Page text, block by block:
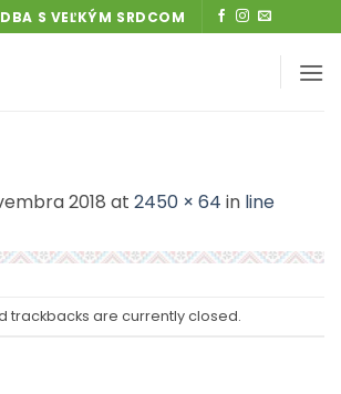
S VEĽKÝM SRDCOM
2018 at 2450 × 64 in line
trackbacks are currently closed.